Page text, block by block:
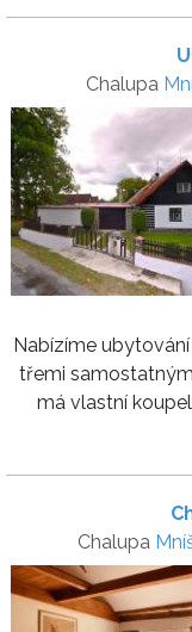
Chalupa
Nabízíme
třemi
má vlastní
Chalupa